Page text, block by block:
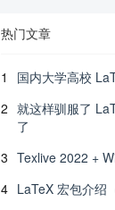
热门文章
1
国内大学高校
2 就这样驯服了
了
3 Texlive 2022 +
4 LaTeX 宏包介